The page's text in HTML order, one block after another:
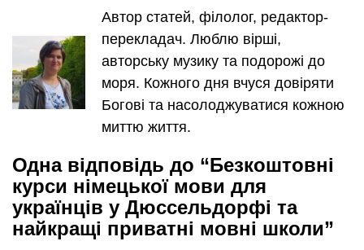
Автор статей, філолог, редактор-
перекладач. Люблю вірші,
авторську музику та подорожі до
моря. Кожного дня вчуся довіряти
Богові та насолоджуватися кожною
миттю життя.
Одна відповідь до “Безкоштовні
курси німецької мови для
українців у Дюссельдорфі та
найкращі приватні мовні школи”